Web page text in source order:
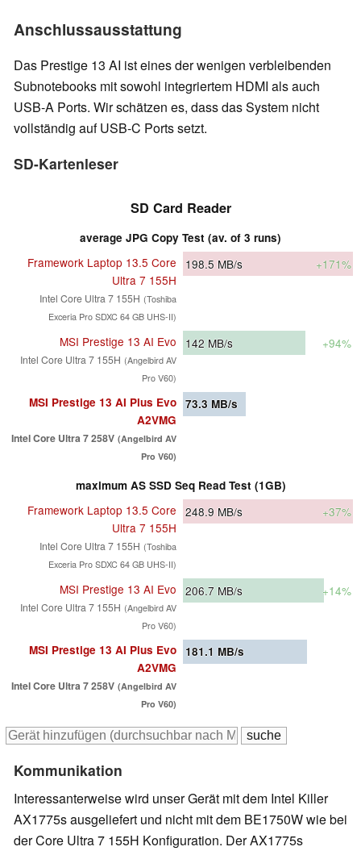
Anschlussausstattung
Das Prestige 13 AI ist eines der wenigen verbleibenden
Subnotebooks mit sowohl integriertem HDMI als auch
USB-A Ports. Wir schätzen es, dass das System nicht
vollständig auf USB-C Ports setzt.
SD-Kartenleser
SD Card Reader
average JPG Copy Test (av. of 3 runs)
Framework Laptop 13.5 Core
Ultra 7 155H
Intel Core Ultra 7 155H (Toshiba
Exceria Pro SDXC 64 GB UHS-II)
198.5 MB/s +171%
MSI Prestige 13 AI Evo
Intel Core Ultra 7 155H (Angelbird AV
Pro V60)
142 MB/s +94%
MSI Prestige 13 AI Plus Evo
A2VMG
Intel Core Ultra 7 258V (Angelbird AV
Pro V60)
73.3 MB/s
maximum AS SSD Seq Read Test (1GB)
Framework Laptop 13.5 Core
Ultra 7 155H
Intel Core Ultra 7 155H (Toshiba
Exceria Pro SDXC 64 GB UHS-II)
248.9 MB/s +37%
MSI Prestige 13 AI Evo
Intel Core Ultra 7 155H (Angelbird AV
Pro V60)
206.7 MB/s +14%
MSI Prestige 13 AI Plus Evo
A2VMG
Intel Core Ultra 7 258V (Angelbird AV
Pro V60)
181.1 MB/s
Kommunikation
Interessanterweise wird unser Gerät mit dem Intel Killer
AX1775s ausgeliefert und nicht mit dem BE1750W wie bei
der Core Ultra 7 155H Konfiguration. Der AX1775s